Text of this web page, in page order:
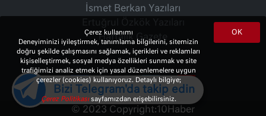
İsmet Berkan Yazıları
Haftalık Gazete
© 2023 Copyright:10Haber
OK
Çerez kullanımı
Deneyiminizi iyileştirmek, tanımlama bilgilerini, sitemizin
doğru şekilde çalışmasını sağlamak, içerikleri ve reklamları
kişiselleştirmek, sosyal medya özellikleri sunmak ve site
trafiğimizi analiz etmek için yasal düzenlemelere uygun
çerezler (cookies) kullanıyoruz. Detaylı bilgiye;
Çerez Politikasısayfamızdan erişebilirsiniz.
Bizi Telegram'da takip edin